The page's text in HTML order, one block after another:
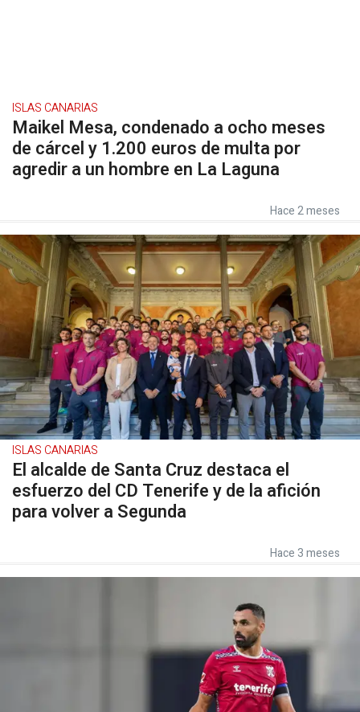
ISLAS CANARIAS
Maikel Mesa, condenado a ocho meses
de cárcel y 1.200 euros de multa por
agredir a un hombre en La Laguna
Hace 2 meses
ISLAS CANARIAS
El alcalde de Santa Cruz destaca el
esfuerzo del CD Tenerife y de la afición
para volver a Segunda
Hace 3 meses